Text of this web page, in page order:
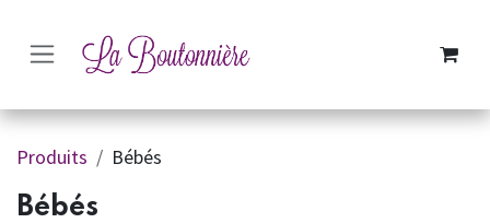
Produits Bébés
Bébés